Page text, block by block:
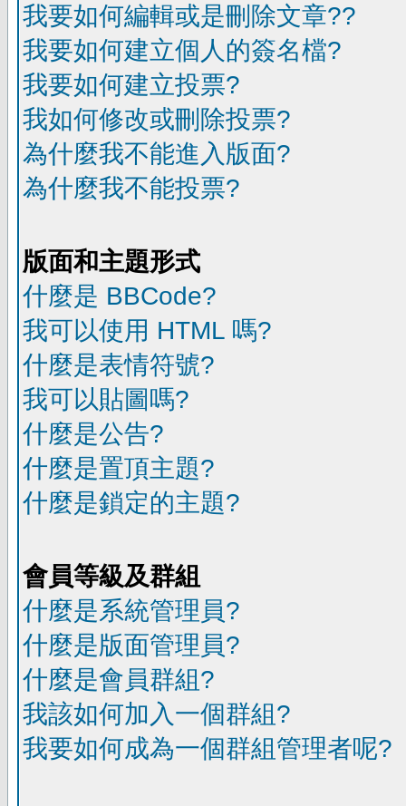
我要如何編輯或是刪除文章??
我要如何建立個人的簽名檔?
我要如何建立投票?
我如何修改或刪除投票?
為什麼我不能進入版面?
為什麼我不能投票?
版面和主題形式
什麼是 BBCode?
我可以使用 HTML 嗎?
什麼是表情符號?
我可以貼圖嗎?
什麼是公告?
什麼是置頂主題?
什麼是鎖定的主題?
會員等級及群組
什麼是系統管理員?
什麼是版面管理員?
什麼是會員群組?
我該如何加入一個群組?
我要如何成為一個群組管理者呢?